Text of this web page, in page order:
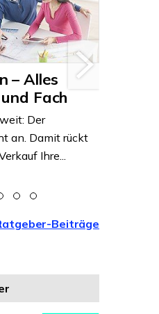
– Alles
Fach
Der
an. Damit rückt
Ihre...
Beiträge